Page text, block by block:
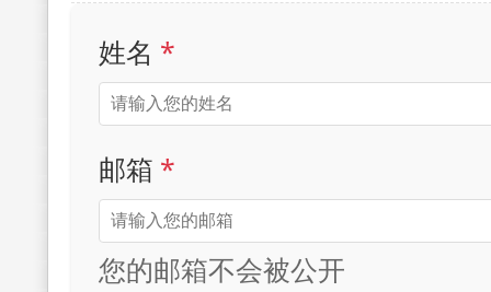
姓名 *
邮箱 *
您的邮箱不会被公开